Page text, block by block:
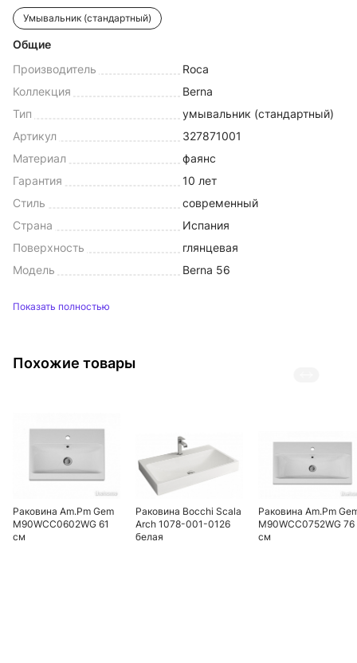
Умывальник (стандартный)
Общие
Производитель
Roca
Коллекция
Berna
Тип
умывальник (стандартный)
Артикул
327871001
Материал
фаянс
Гарантия
10 лет
Стиль
современный
Страна
Испания
Поверхность
глянцевая
Модель
Berna 56
Показать полностью
Похожие товары
Раковина Am.Pm Gem
M90WCC0602WG 61
см
Раковина Bocchi Scala
Arch 1078-001-0126
белая
Раковина Am.Pm
M90WCC0752WG 76
см